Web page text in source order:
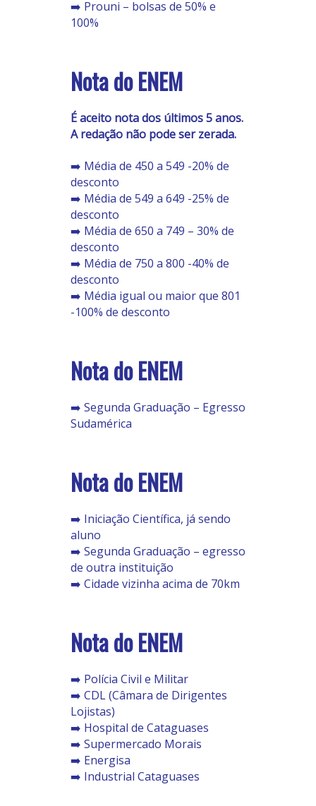
➡️ Prouni – bolsas de 50% e
100%
Nota do ENEM
É aceito nota dos últimos 5 anos.
A redação não pode ser zerada.
➡️ Média de 450 a 549 -20% de
desconto
➡️ Média de 549 a 649 -25% de
desconto
➡️ Média de 650 a 749 – 30% de
desconto
➡️ Média de 750 a 800 -40% de
desconto
➡️ Média igual ou maior que 801
-100% de desconto
Nota do ENEM
➡️ Segunda Graduação – Egresso
Sudamérica
Nota do ENEM
➡️ Iniciação Científica, já sendo
aluno
➡️ Segunda Graduação – egresso
de outra instituição
➡️ Cidade vizinha acima de 70km
Nota do ENEM
➡️ Polícia Civil e Militar
➡️ CDL (Câmara de Dirigentes
Lojistas)
➡️ Hospital de Cataguases
➡️ Supermercado Morais
➡️ Energisa
➡️ Industrial Cataguases